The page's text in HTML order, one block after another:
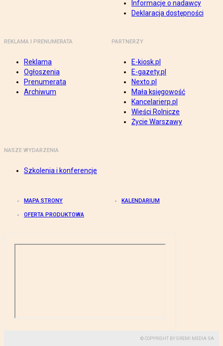
Informacje o nadawcy
Deklaracja dostępności
REKLAMA I PRENUMERATA
Reklama
Ogłoszenia
Prenumerata
Archiwum
PARTNERZY
E-kiosk.pl
E-gazety.pl
Nexto.pl
Mała księgowość
Kancelarierp.pl
Wieści Rolnicze
Życie Warszawy
NASZE WYDARZENIA
Szkolenia i konferencje
MAPA STRONY KALENDARIUM
OFERTA PRODUKTOWA
© COPYRIGHT BY GREMI MEDIA SA